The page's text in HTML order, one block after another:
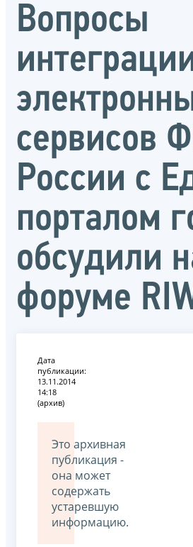
Вопросы
сервисов
России с
порталом
обсудили
форуме
Дата
публикации:
13.11.2014
14:18
(архив)
Это архивная
публикация -
она может
содержать
устаревшую
информацию.